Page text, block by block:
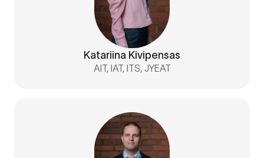
Katariina Kivipensas
AIT, IAT, ITS, JYEAT